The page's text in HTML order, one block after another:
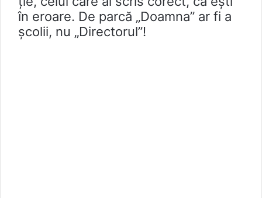
în eroare. De parcă „Doamna” ar fi a
școlii, nu „Directorul”!